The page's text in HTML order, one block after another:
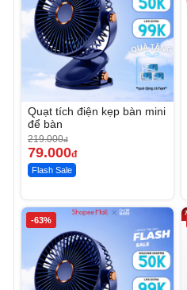
Quạt tích điện kẹp bàn mini
để bàn
219.000đ
79.000đ
Flash Sale
-63%